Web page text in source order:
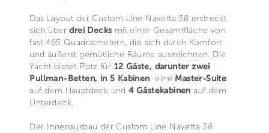
Das Layout der Custom Line Navetta 38 erstreckt
sich überdrei Decksmit einer Gesamtfläche von
fast 465 Quadratmetern, die sich durch Komfort
und äußerst gemütliche Räume auszeichnen. Die
Yacht bietet Platz für 12 Gäste, darunter zwei
Pullman-Betten, in 5 Kabinen: eine Master-Suite
auf dem Hauptdeck und4 Gästekabinen auf dem
Unterdeck.
Der Innenausbau der Custom Line Navetta 38